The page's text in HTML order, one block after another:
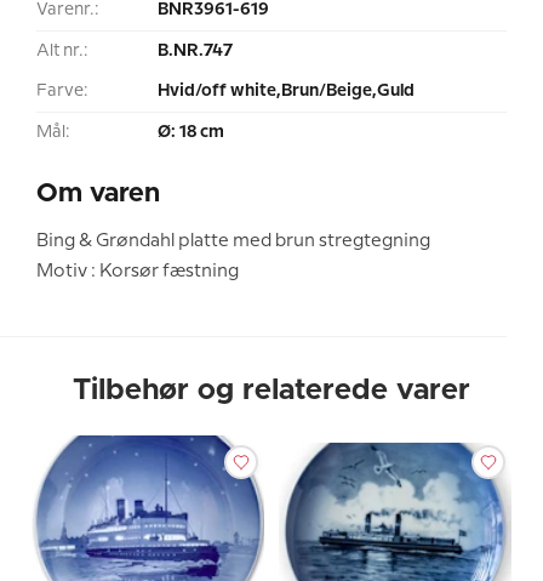
Varenr.: BNR3961-619
Alt nr.: B.NR.747
Farve: Hvid/off white,Brun/Beige,Guld
Mål: Ø: 18 cm
Om varen
Bing & Grøndahl platte med brun stregtegning
Motiv : Korsør fæstning
Tilbehør og relaterede varer